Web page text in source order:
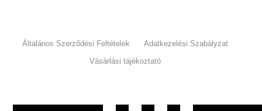
Általános Szerződési Feltételek
Adatkezelési Szabályzat
Vásárlási tájékoztató